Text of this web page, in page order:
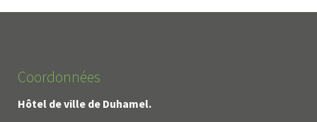
Coordonnées
Hôtel de ville de Duhamel.